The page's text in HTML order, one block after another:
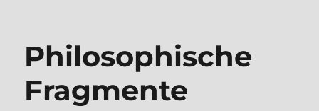
Philosophische
Fragmente